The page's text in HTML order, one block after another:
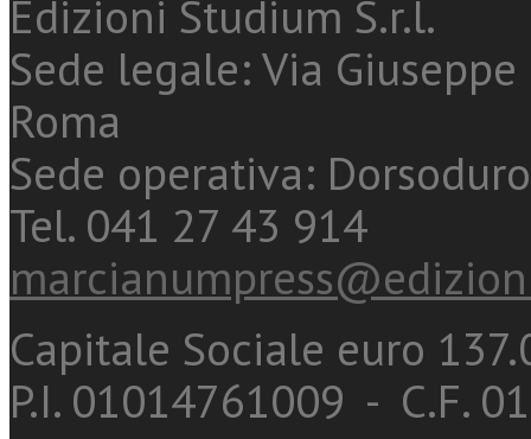
Edizioni Studium S.r.l.
Sede legale: Via
Roma
Sede operativa:
Tel. 041 27 43 914
Capitale Sociale euro
P.I. 01014761009 - C.F.